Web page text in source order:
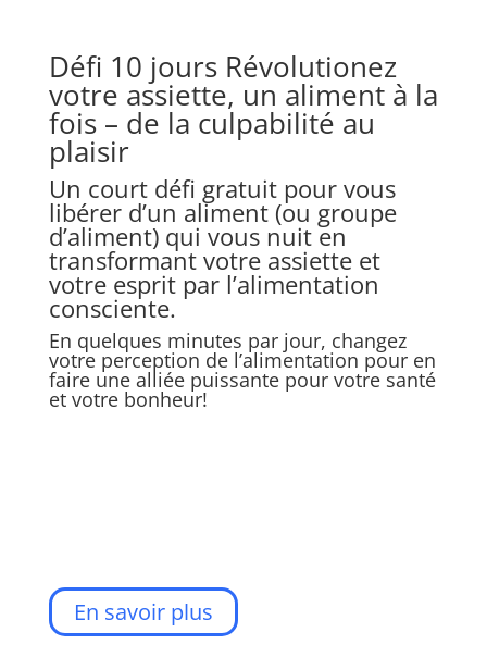
Défi 10 jours Révolutionez
votre assiette, un aliment à la
fois – de la culpabilité au
plaisir
Un court défi gratuit pour vous
libérer d’un aliment (ou groupe
d’aliment) qui vous nuit en
transformant votre assiette et
votre esprit par l’alimentation
consciente.
En quelques minutes par jour, changez
votre perception de l’alimentation pour en
faire une alliée puissante pour votre santé
et votre bonheur!
En savoir plus